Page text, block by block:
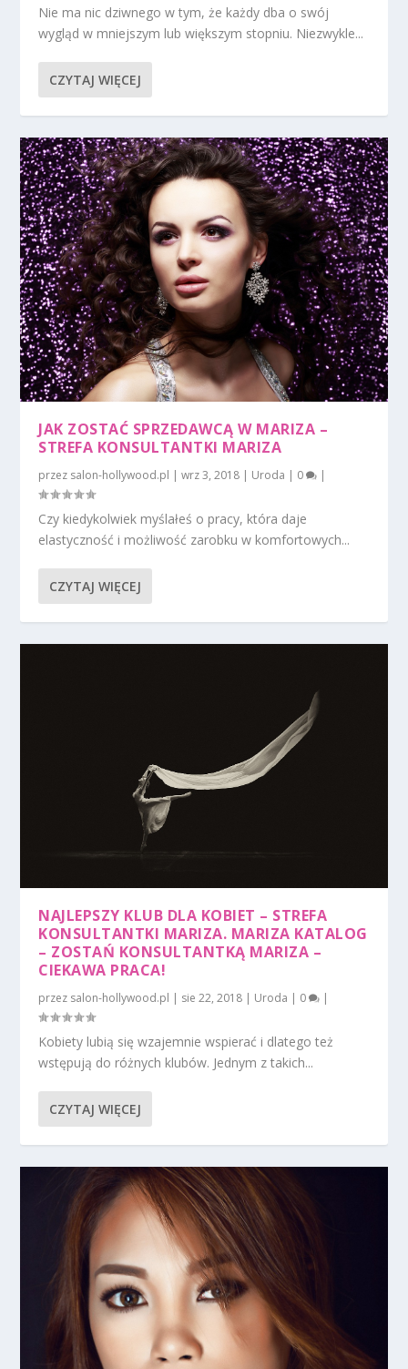
Nie ma nic dziwnego w tym, że każdy dba o swój
wygląd w mniejszym lub większym stopniu. Niezwykle...
CZYTAJ WIĘCEJ
JAK ZOSTAĆ SPRZEDAWCĄ W MARIZA –
STREFA KONSULTANTKI MARIZA
przez salon-hollywood.pl |wrz 3, 2018 | Uroda | 0 |
Czy kiedykolwiek myślałeś o pracy, która daje
elastyczność i możliwość zarobku w komfortowych...
CZYTAJ WIĘCEJ
NAJLEPSZY KLUB DLA KOBIET – STREFA
KONSULTANTKI MARIZA. MARIZA KATALOG
– ZOSTAŃ KONSULTANTKĄ MARIZA –
CIEKAWA PRACA!
przez salon-hollywood.pl | sie 22, 2018 | Uroda | 0 |
Kobiety lubią się wzajemnie wspierać i dlatego też
wstępują do różnych klubów. Jednym z takich...
CZYTAJ WIĘCEJ